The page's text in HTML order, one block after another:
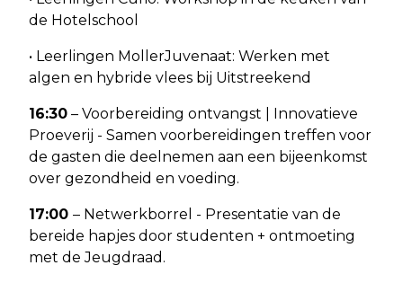
de Hotelschool
• Leerlingen MollerJuvenaat: Werken met
algen en hybride vlees bij Uitstreekend
16:30 – Voorbereiding ontvangst | Innovatieve
Proeverij - Samen voorbereidingen treffen voor
de gasten die deelnemen aan een bijeenkomst
over gezondheid en voeding.
17:00 – Netwerkborrel - Presentatie van de
bereide hapjes door studenten + ontmoeting
met de Jeugdraad.